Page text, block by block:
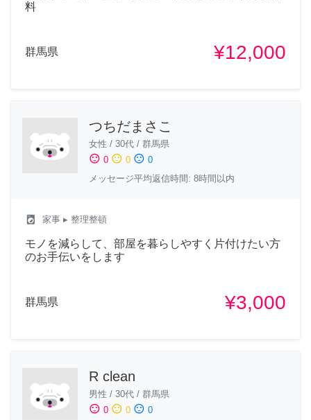
料
群馬県 ¥12,000
つちだまさこ
女性 / 30代 / 群馬県
sentiment_satisfied 0 sentiment_neutral 0 sentiment_dissatisfied 0
メッセージ平均返信時間: 8時間以内
local_laundry_service 家事 ▸ 整理整頓
モノを減らして、部屋を暮らしやすく片付けたい方
のお手伝いをします
群馬県 ¥3,000
R clean
男性 / 30代 / 群馬県
sentiment_satisfied 0 sentiment_neutral 0 sentiment_dissatisfied 0